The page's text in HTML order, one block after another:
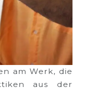
am Werk, die
aus der